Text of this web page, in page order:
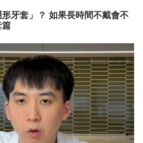
牙套」？ 如果長時間不戴會不
篇